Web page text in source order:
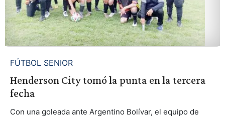
FÚTBOL SENIOR
Henderson City tomó la punta en la tercera
fecha
Con una goleada ante Argentino Bolívar, el equipo de